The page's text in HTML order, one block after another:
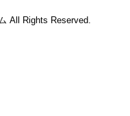
All Rights Reserved.